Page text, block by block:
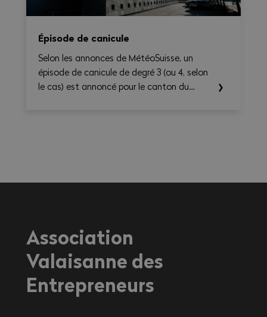
Épisode de canicule
Selon les annonces de MétéoSuisse, un
épisode de canicule de degré 3 (ou 4, selon
le cas) est annoncé pour le canton du
fortement exposés à la chaleur.
Association
Valaisanne des
Entrepreneurs